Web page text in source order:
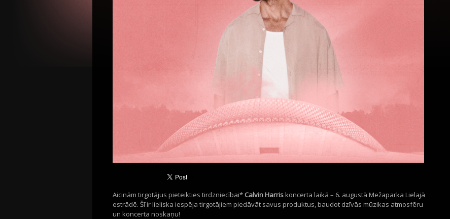
Aicinām tirgotājus pieteikties tirdzniecībai* CalvinHarriskoncerta laikā – 6. augustā Mežaparka Lielajā
estrādē. Šī ir lieliska iespēja tirgotājiem piedāvāt savus produktus, baudot dzīvās mūzikas atmosfēru
un koncerta noskaņu!